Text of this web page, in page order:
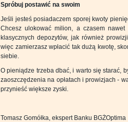
Spróbuj postawić na swoim
Jeśli jesteś posiadaczem sporej kwoty
Chcesz ulokować milion, a czasem
klasycznych depozytów, jak również
więc zamierzasz wpłacić tak dużą kwotę,
siebie.
O pieniądze trzeba dbać, i warto się starać,
zaoszczędzenia na opłatach i prowizjach -
przynieść większe zyski.
Tomasz Gomółka, ekspert Banku BGŻOptima